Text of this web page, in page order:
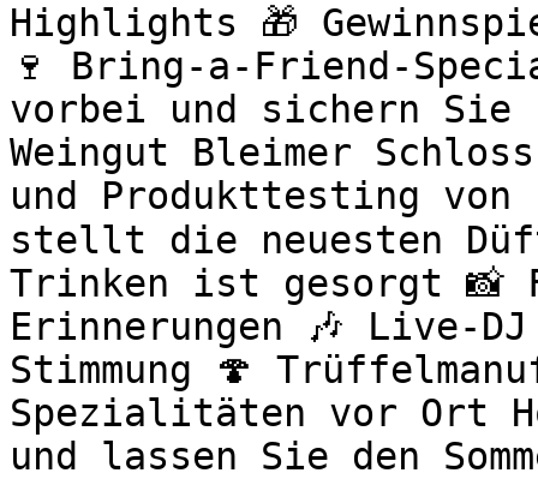
Highlights 🎁
🍷 Bring-a-Friend-
vorbei und sichern Sie
Weingut Bleimer
und Produkttesting
stellt die neuesten
Trinken ist gesorgt 📸
Erinnerungen 🎶
Stimmung 🍄
Spezialitäten vor Ort
und lassen Sie den